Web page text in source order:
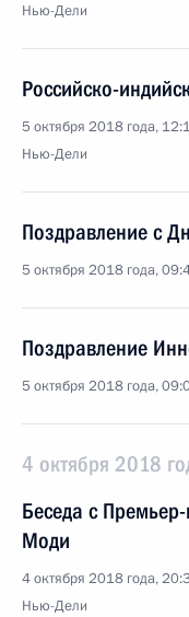
Нью-Дели
Российско-
5 октября 2018 года,
Нью-Дели
Поздравление с
5 октября 2018 года,
Поздравление
5 октября 2018 года,
4 октября 2018
Беседа с
Моди
4 октября 2018 года,
Нью-Дели